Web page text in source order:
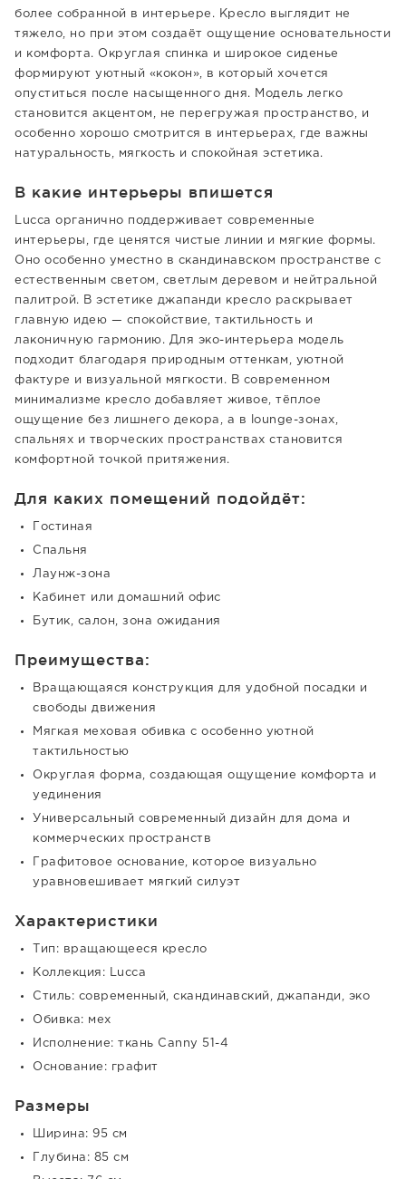
более собранной в интерьере. Кресло выглядит не
тяжело, но при этом создаёт ощущение основательности
и комфорта. Округлая спинка и широкое сиденье
формируют уютный «кокон», в который хочется
опуститься после насыщенного дня. Модель легко
становится акцентом, не перегружая пространство, и
особенно хорошо смотрится в интерьерах, где важны
натуральность, мягкость и спокойная эстетика.
В какие интерьеры впишется
Lucca органично поддерживает современные
интерьеры, где ценятся чистые линии и мягкие формы.
Оно особенно уместно в скандинавском пространстве с
естественным светом, светлым деревом и нейтральной
палитрой. В эстетике джапанди кресло раскрывает
главную идею — спокойствие, тактильность и
лаконичную гармонию. Для эко-интерьера модель
подходит благодаря природным оттенкам, уютной
фактуре и визуальной мягкости. В современном
минимализме кресло добавляет живое, тёплое
ощущение без лишнего декора, а в lounge-зонах,
спальнях и творческих пространствах становится
комфортной точкой притяжения.
Для каких помещений подойдёт:
Гостиная
Спальня
Лаунж-зона
Кабинет или домашний офис
Бутик, салон, зона ожидания
Преимущества:
Вращающаяся конструкция для удобной посадки и
свободы движения
Мягкая меховая обивка с особенно уютной
тактильностью
Округлая форма, создающая ощущение комфорта и
уединения
Универсальный современный дизайн для дома и
коммерческих пространств
Графитовое основание, которое визуально
уравновешивает мягкий силуэт
Характеристики
Тип: вращающееся кресло
Коллекция: Lucca
Стиль: современный, скандинавский, джапанди, эко
Обивка: мех
Исполнение: ткань Canny 51-4
Основание: графит
Размеры
Ширина: 95 см
Глубина: 85 см